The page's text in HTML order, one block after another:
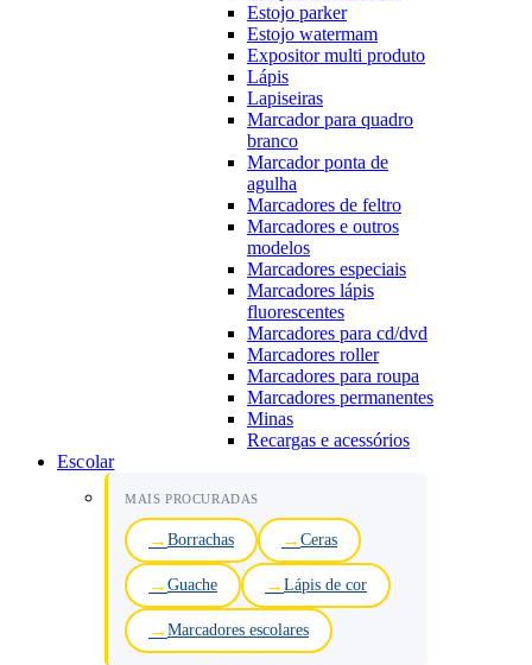
Estojo parker
Estojo watermam
Expositor multi produto
Lápis
Lapiseiras
Marcador para quadro
branco
Marcador ponta de
agulha
Marcadores de feltro
Marcadores e outros
modelos
Marcadores especiais
Marcadores lápis
fluorescentes
Marcadores para cd/dvd
Marcadores roller
Marcadores para roupa
Marcadores permanentes
Minas
Recargas e acessórios
Escolar
MAIS PROCURADAS
Borrachas Ceras
Guache Lápis de cor
Marcadores escolares